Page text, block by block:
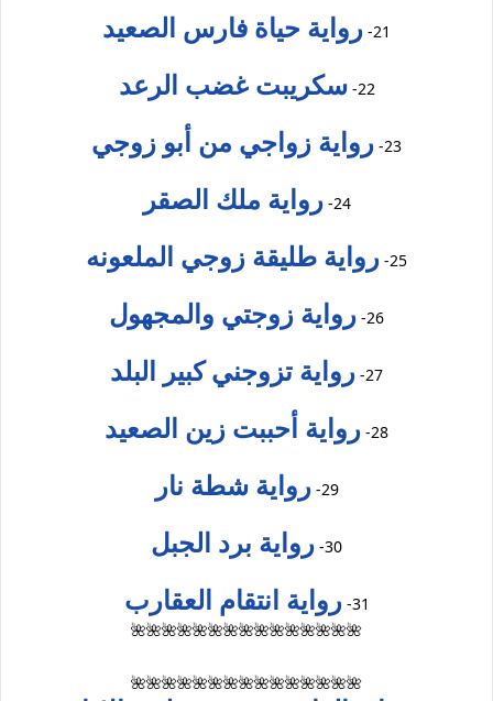
21- رواية حياة فارس الصعيد
22- سكريبت غضب الرعد
23- رواية زواجي من أبو زوجي
24- رواية ملك الصقر
25- رواية طليقة زوجي الملعونه
26- رواية زوجتي والمجهول
27- رواية تزوجني كبير البلد
28- رواية أحببت زين الصعيد
29- رواية شطة نار
30- رواية برد الجبل
31- رواية انتقام العقارب
🌺🌺🌺🌺🌺🌺🌺🌺🌺🌺🌺🌺🌺🌺🌺
🌺🌺🌺🌺🌺🌺🌺🌺🌺🌺🌺🌺🌺🌺🌺